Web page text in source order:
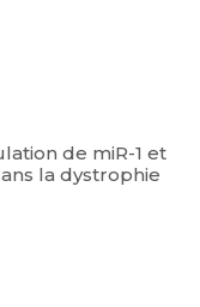
de miR-1 et
la dystrophie